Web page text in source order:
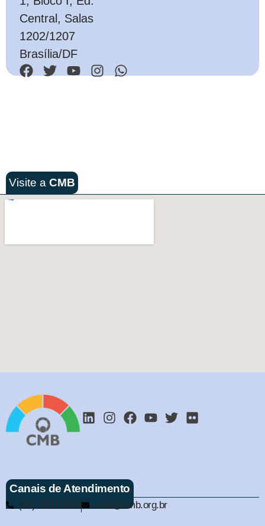
Central, Salas
1202/1207
Brasília/DF
Visite a CMB
Canais de Atendimento
(61) 3321-9563 cmb@cmb.org.br